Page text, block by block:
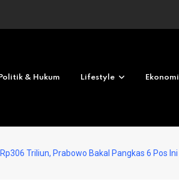
No deposit 2026
Politik & Hukum Lifestyle Ekonomi
Triliun, Prabowo Bakal Pangkas 6 Pos Ini